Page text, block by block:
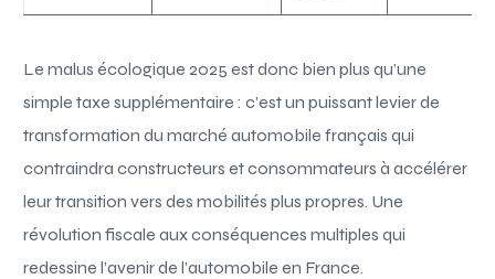
Le malus écologique 2025 est donc bien plus qu’une
simple taxe supplémentaire : c’est un puissant levier de
transformation du marché automobile français qui
contraindra constructeurs et consommateurs à accélérer
leur transition vers des mobilités plus propres. Une
révolution fiscale aux conséquences multiples qui
redessine l’avenir de l’automobile en France.